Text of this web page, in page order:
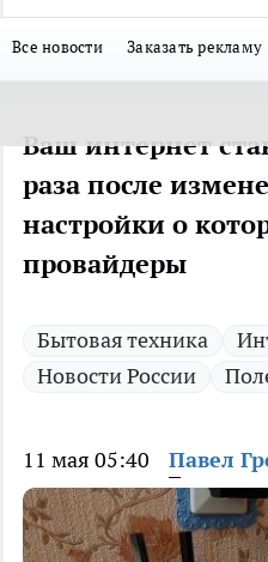
Все новости Заказать рекламу
Ваш интернет
раза после
настройки о
провайдеры
Бытовая техника
Новости России
11 мая 05:40 Павел